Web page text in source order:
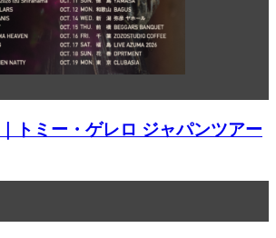
トミー・ゲレロ ジャパンツアー